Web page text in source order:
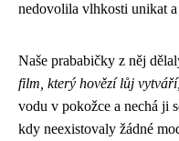
nedovolila vlhkosti unikat
Naše prababičky z něj
film, který hovězí lůj
vodu v pokožce a nechá ji
kdy neexistovaly žádné